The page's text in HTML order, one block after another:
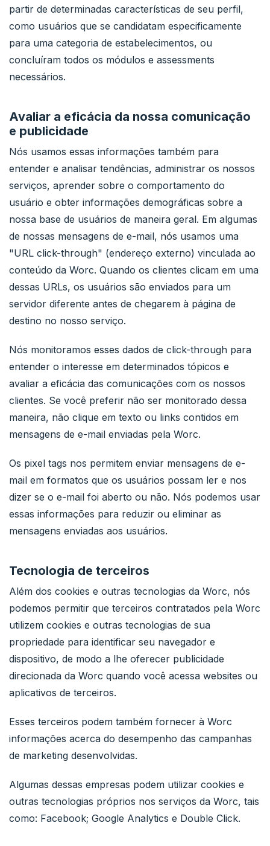
partir de determinadas características de seu perfil,
como usuários que se candidatam especificamente
para uma categoria de estabelecimentos, ou
concluíram todos os módulos e assessments
necessários.
Avaliar a eficácia da nossa comunicação
e publicidade
Nós usamos essas informações também para
entender e analisar tendências, administrar os nossos
serviços, aprender sobre o comportamento do
usuário e obter informações demográficas sobre a
nossa base de usuários de maneira geral. Em algumas
de nossas mensagens de e-mail, nós usamos uma
"URL click-through" (endereço externo) vinculada ao
conteúdo da Worc. Quando os clientes clicam em uma
dessas URLs, os usuários são enviados para um
servidor diferente antes de chegarem à página de
destino no nosso serviço.
Nós monitoramos esses dados de click-through para
entender o interesse em determinados tópicos e
avaliar a eficácia das comunicações com os nossos
clientes. Se você preferir não ser monitorado dessa
maneira, não clique em texto ou links contidos em
mensagens de e-mail enviadas pela Worc.
Os pixel tags nos permitem enviar mensagens de e-
mail em formatos que os usuários possam ler e nos
dizer se o e-mail foi aberto ou não. Nós podemos usar
essas informações para reduzir ou eliminar as
mensagens enviadas aos usuários.
Tecnologia de terceiros
Além dos cookies e outras tecnologias da Worc, nós
podemos permitir que terceiros contratados pela Worc
utilizem cookies e outras tecnologias de sua
propriedade para identificar seu navegador e
dispositivo, de modo a lhe oferecer publicidade
direcionada da Worc quando você acessa websites ou
aplicativos de terceiros.
Esses terceiros podem também fornecer à Worc
informações acerca do desempenho das campanhas
de marketing desenvolvidas.
Algumas dessas empresas podem utilizar cookies e
outras tecnologias próprios nos serviços da Worc, tais
como: Facebook; Google Analytics e Double Click.